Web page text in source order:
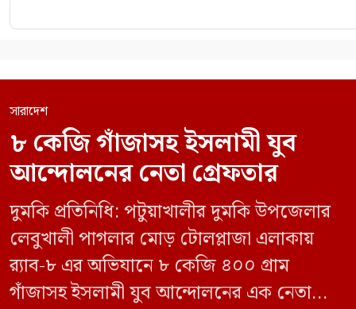
সারাদেশ
৮ কেজি গাঁজাসহ ইসলামী যুব
আন্দোলনের নেতা গ্রেফতার
দুমকি প্রতিনিধি: পটুয়াখালীর দুমকি উপজেলার
লেবুখালী পাগলার মোড় টোলপ্লাজা এলাকায়
র‍্যাব-৮ এর অভিযানে ৮ কেজি ৪০০ গ্রাম
গাঁজাসহ ইসলামী যুব আন্দোলনের এক নেতাকে